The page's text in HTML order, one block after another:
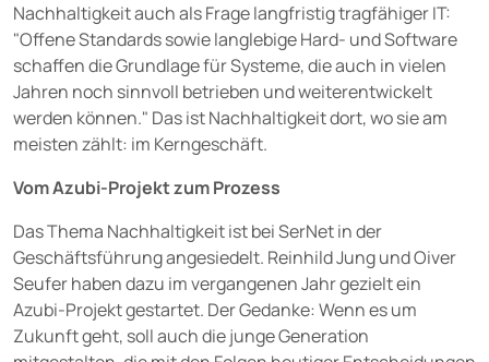
Nachhaltigkeit auch als Frage langfristig tragfähiger IT:
"Offene Standards sowie langlebige Hard- und Software
schaffen die Grundlage für Systeme, die auch in vielen
Jahren noch sinnvoll betrieben und weiterentwickelt
werden können." Das ist Nachhaltigkeit dort, wo sie am
meisten zählt: im Kerngeschäft.
Vom Azubi-Projekt zum Prozess
Das Thema Nachhaltigkeit ist bei SerNet in der
Geschäftsführung angesiedelt. Reinhild Jung und Oiver
Seufer haben dazu im vergangenen Jahr gezielt ein
Azubi-Projekt gestartet. Der Gedanke: Wenn es um
Zukunft geht, soll auch die junge Generation